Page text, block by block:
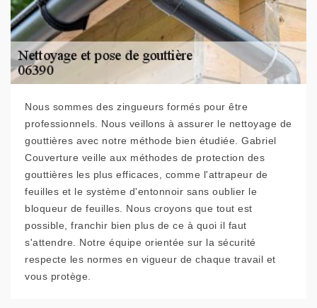
Nous sommes des zingueurs formés pour être
professionnels. Nous veillons à assurer le nettoyage de
gouttières avec notre méthode bien étudiée. Gabriel
Couverture veille aux méthodes de protection des
gouttières les plus efficaces, comme l'attrapeur de
feuilles et le système d'entonnoir sans oublier le
bloqueur de feuilles. Nous croyons que tout est
possible, franchir bien plus de ce à quoi il faut
s'attendre. Notre équipe orientée sur la sécurité
respecte les normes en vigueur de chaque travail et
vous protège.